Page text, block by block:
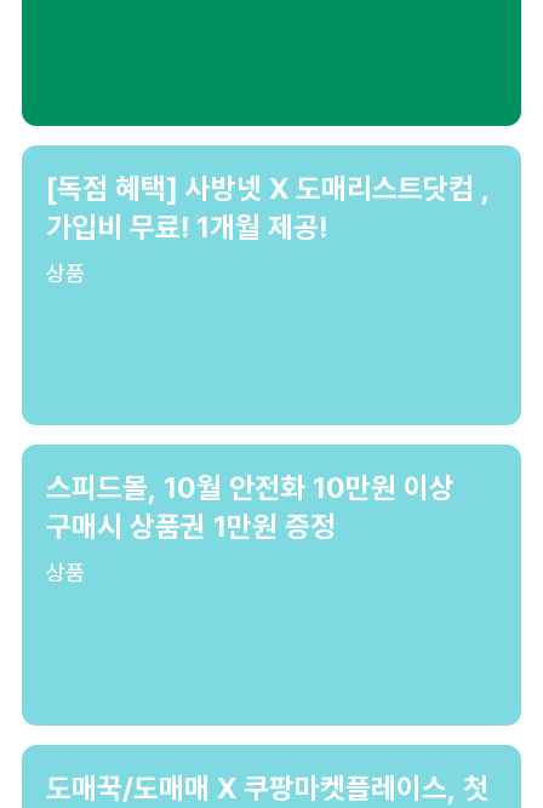
[독점 혜택] 사방넷 X 도매리스트닷컴 ,
가입비 무료! 1개월 제공!
상품
스피드몰, 10월 안전화 10만원 이상
구매시 상품권 1만원 증정
상품
도매꾹/도매매 X 쿠팡마켓플레이스, 첫